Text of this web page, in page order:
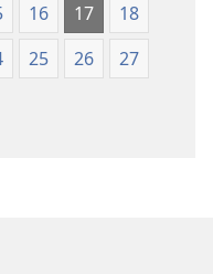
16 17
18
25 26
27